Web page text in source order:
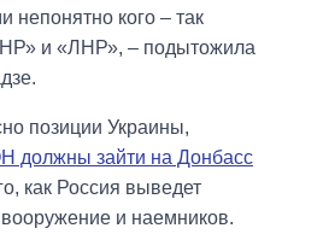
непонятно кого – так
и «ЛНР», – подытожила
позиции Украины,
должны зайти на Донбасс
как Россия выведет
вооружение и наемников.